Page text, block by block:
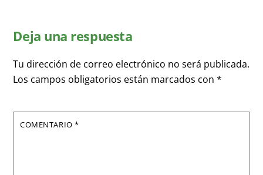
Deja una respuesta
Tu dirección de correo electrónico no será publicada.
Los campos obligatorios están marcados con*
COMENTARIO*